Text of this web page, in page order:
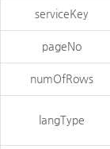
serviceKey
pageNo
numOfRows
langType